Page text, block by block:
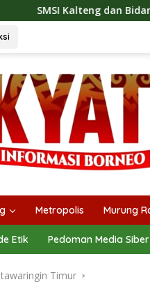
dan Bidan Sean Bangun
Metropolis Murung
Etik Pedoman Media Siber
Timur